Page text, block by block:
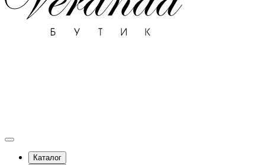
Каталог